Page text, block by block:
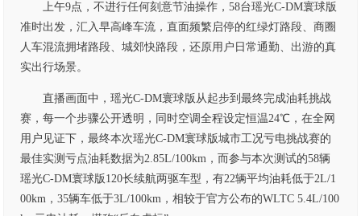
上午9点，不进行任何刻意节油操作，58台瑶光C-DM寰球版
准时出发，汇入早高峰车流，直面频繁启停的红绿灯路段、商圈
人车混流拥堵路段、城郊快路段，还原用户日常通勤、出游的真
实出行场景。
直播画面中，瑶光C-DM寰球版从起步到最终完成油耗挑战
赛，每一个步骤公开透明，同时空调全程设定恒温24℃，在全网
用户见证下，最终本次瑶光C-DM寰球版城市工况亏电挑战赛的
最佳实测亏点油耗数据为2.85L/100km，而参与本次测试的58辆
瑶光C-DM寰球版120长续航两驱车型，有22辆平均油耗低于2L/1
00km，35辆车低于3L/100km，相较于官方公布的WLTC 5.4L/100